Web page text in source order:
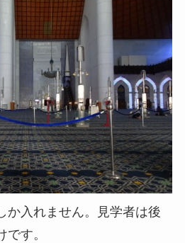
か入れません。見学者は後
す。